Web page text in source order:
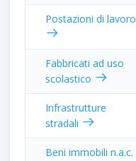
Postazioni di lavoro
Fabbricati ad uso
scolastico
Infrastrutture
stradali
Beni immobili n.a.c.